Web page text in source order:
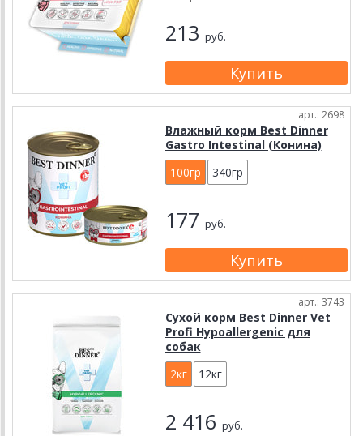
213 руб.
арт.: 2698
Влажный корм Best Dinner
Gastro Intestinal (Конина)
100гр
340гр
177 руб.
арт.: 3743
Сухой корм Best Dinner Vet
Profi Hypoallergenic для
собак
2кг
12кг
2 416 руб.